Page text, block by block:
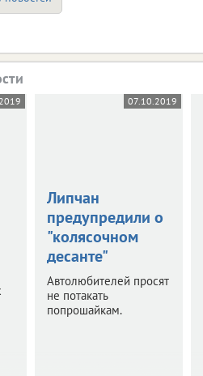
07.10.2019
Липчан
предупредили о
"колясочном
десанте"
Автолюбителей просят
не потакать
попрошайкам.